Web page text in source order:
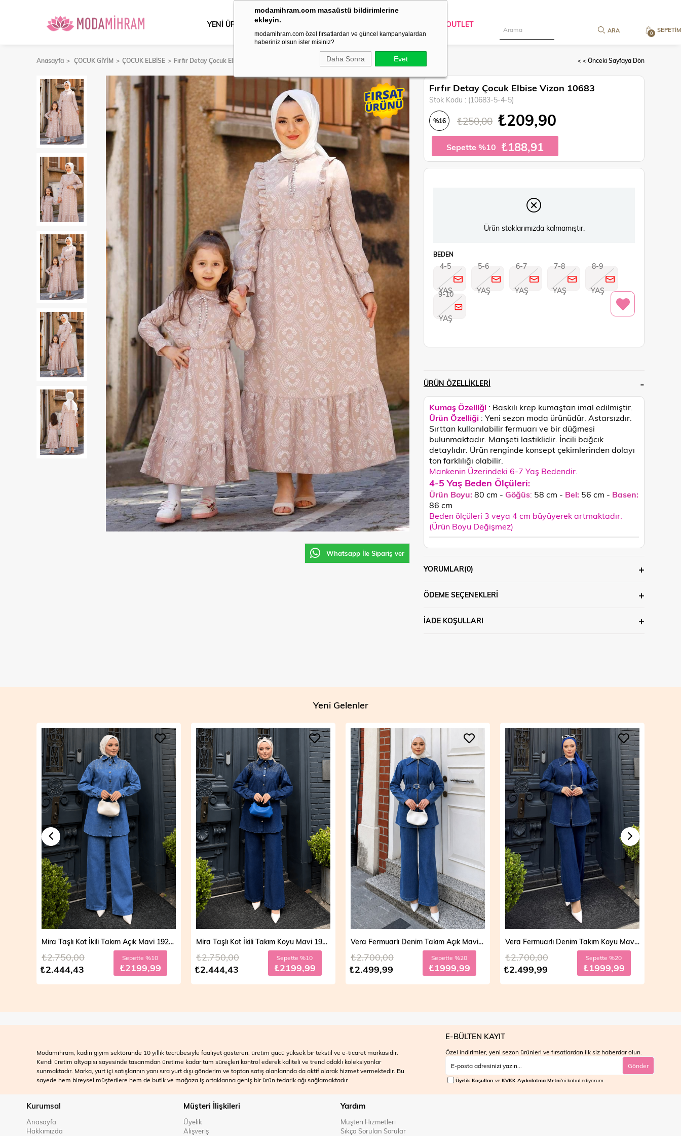
modamihram.com masaüstü bildirimlerine
ekleyin.
modamihram.com özel fırsatlardan ve güncel kampanyalardan
haberiniz olsun ister misiniz?
Daha Sonra Evet
SEPETIM
0
YENİ ÜRÜNLER DIŞ GİYİM OUTLET
Anasayfa ÇOCUK GİYİM ÇOCUK ELBİSE Fırfır Detay Çocuk Elbise Vizon 10683 < < Önceki Sayfaya Dön
Whatsapp İle Sipariş ver
Fırfır Detay Çocuk Elbise Vizon 10683
Stok Kodu (10683-5-4-5)
%16 ₺250,00 ₺209,90
Sepette %10 ₺188,91
Ürün stoklarımızda kalmamıştır.
BEDEN
4-5
YAŞ
5-6
YAŞ
6-7
YAŞ
7-8
YAŞ
8-9
YAŞ
9-10
YAŞ
ÜRÜN ÖZELLIKLERI
Kumaş Özelliği : Baskılı krep kumaştan imal edilmiştir.
Ürün Özelliği : Yeni sezon moda ürünüdür. Astarsızdır.
Sırttan kullanılabilir fermuarı ve bir düğmesi
bulunmaktadır. Manşeti lastiklidir. İncili bağcık
detaylıdır. Ürün renginde konsept çekimlerinden dolayı
ton farklılığı olabilir.
Mankenin Üzerindeki 6-7 Yaş Bedendir.
4-5 Yaş Beden Ölçüleri:
Ürün Boyu:80 cm - Göğüs: 58 cm - Bel: 56 cm - Basen:
86 cm
Beden ölçüleri 3 veya 4 cm büyüyerek artmaktadır.
(Ürün Boyu Değişmez)
YORUMLAR(0)
ÖDEME SEÇENEKLERI
İADE KOŞULLARI
Yeni Gelenler
Mira Taşlı Kot İkili Takım Koyu Mavi 19286
₺2.444,43
₺2.750,00 Sepette %10
₺2199,99
Vera Fermuarlı Denim Takım Açık Mavi 19298
₺2.499,99
₺2.700,00 Sepette %20
₺1999,99
Vera Fermuarlı Denim Takım Koyu Mavi 19298
₺2.499,99
₺2.700,00 Sepette %20
₺1999,99
Mila Çift Düğmeli Kot Trençkot Açık Mavi 19290
₺3.999,99
₺4.700,00 Sepette %30
₺2799,99
Modamihram, kadın giyim sektöründe 10 yıllık tecrübesiyle faaliyet gösteren, üretim gücü yüksek bir tekstil ve e-ticaret markasıdır.
Kendi üretim altyapısı sayesinde tasarımdan üretime kadar tüm süreçleri kontrol ederek kaliteli ve trend odaklı koleksiyonlar
sunmaktadır. Marka, yurt içi satışlarının yanı sıra yurt dışı gönderim ve toptan satış alanlarında da aktif olarak hizmet vermektedir. Bu
sayede hem bireysel müşterilere hem de butik ve mağaza iş ortaklarına geniş bir ürün tedarik ağı sağlamaktadır
E-BÜLTEN KAYIT
Özel indirimler, yeni sezon ürünleri ve fırsatlardan ilk siz haberdar olun.
Gönder
Üyelik Koşulları ve KVKK Aydınlatma Metni'ni kabul ediyorum.
Kurumsal
Anasayfa
Hakkımızda
Müşteri İlişkileri
Üyelik
Alışveriş
Yardım
Müşteri Hizmetleri
Sıkça Sorulan Sorular